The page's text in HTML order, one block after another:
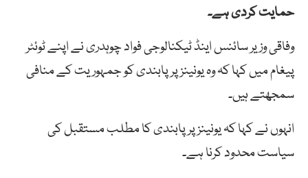
حمایت کردی ہے۔
وفاقی وزیر سائنس اینڈ ٹیکنالوجی فواد چوہدری نے اپنے ٹوئٹر
پیغام میں کہا کہ وہ یونینز پر پابندی کو جمہوریت کے منافی
سمجھتے ہیں۔
انہوں نے کہا کہ یونینز پر پابندی کا مطلب مستقبل کی
سیاست محدود کرنا ہے۔